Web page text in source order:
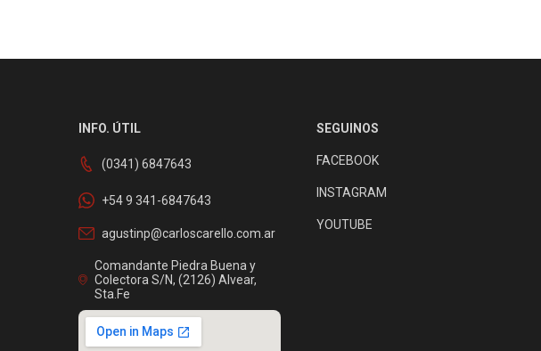
INFO. ÚTIL
(0341) 6847643
+54 9 341-6847643
agustinp@carloscarello.com.ar
Comandante Piedra Buena y
Colectora S/N, (2126) Alvear,
Sta.Fe
SEGUINOS
FACEBOOK
INSTAGRAM
YOUTUBE